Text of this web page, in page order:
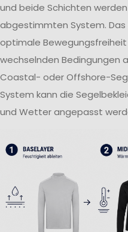
und beide Schichten
abgestimmten System.
optimale
wechselnden Bedingungen
Coastal- oder Offshore-
System kann die
und Wetter angepasst